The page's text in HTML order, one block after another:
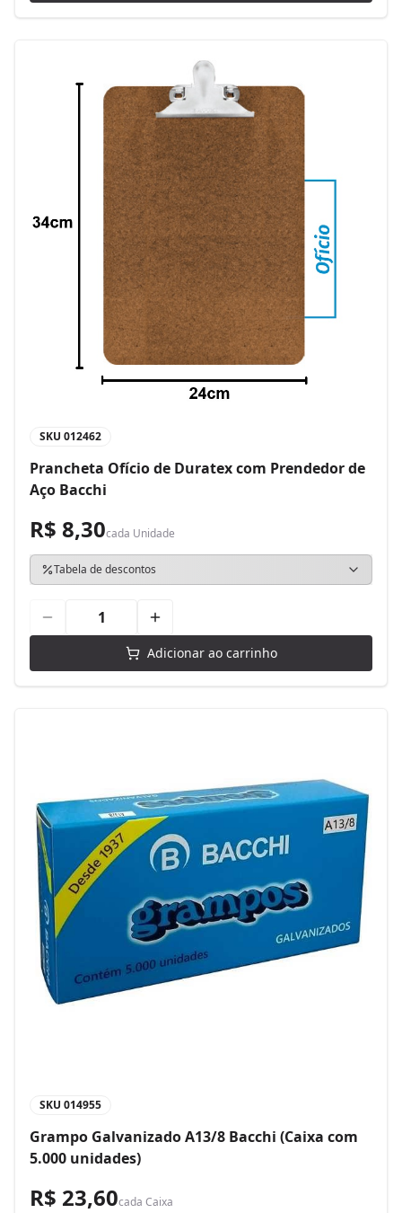
SKU 012462
Prancheta Ofício de Duratex com Prendedor de
Aço Bacchi
R$ 8,30cada Unidade
Tabela de descontos
Adicionar ao carrinho
SKU 014955
Grampo Galvanizado A13/8 Bacchi (Caixa com
5.000 unidades)
R$ 23,60cada Caixa